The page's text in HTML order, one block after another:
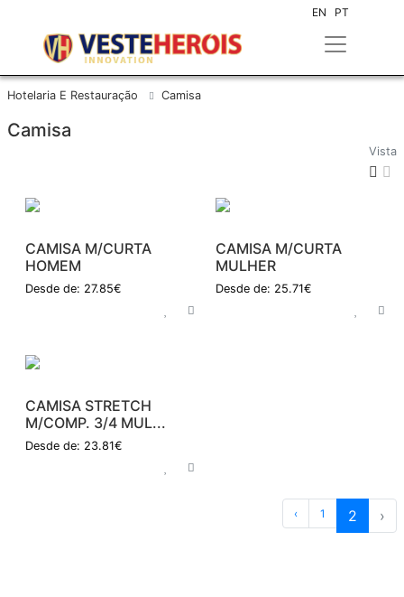
EN PT
Hotelaria E Restauração Camisa
Camisa
Vista
CAMISA M/CURTA
HOMEM
Desde de: 27.85€
CAMISA M/CURTA
MULHER
Desde de: 25.71€
CAMISA STRETCH
M/COMP. 3/4 MUL...
Desde de: 23.81€
‹ 1 2 ›